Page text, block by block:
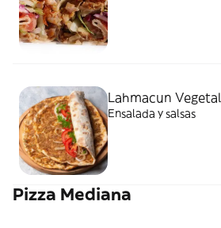
Lahmacun Vegetal
Ensalada y salsas
Pizza Mediana